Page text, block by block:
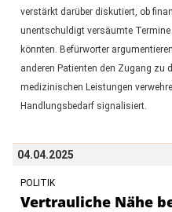
verstärkt darüber diskutiert, ob
unentschuldigt versäumte
könnten. Befürworter
anderen Patienten den Zugang zu
medizinischen Leistungen
Handlungsbedarf signalisiert.
04.04.2025
POLITIK
Vertrauliche Nähe